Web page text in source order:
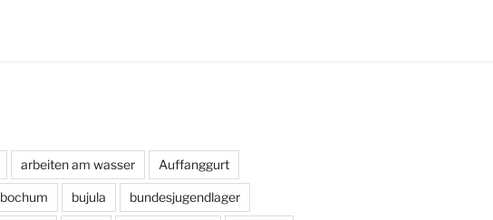
arbeiten am wasser Auffanggurt
bochum bujula bundesjugendlager